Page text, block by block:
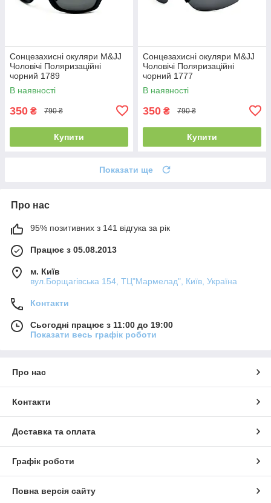
Сонцезахисні окуляри M&JJ
Чоловічі Поляризаційні
чорний 1789
В наявності
350 ₴ 790 ₴
Купити
Сонцезахисні окуляри M&JJ
Чоловічі Поляризаційні
чорний 1777
В наявності
350 ₴ 790 ₴
Купити
Показати ще
Про нас
95% позитивних з 141 відгука за рік
Працює з 05.08.2013
м. Київ
вул.Борщагівська 154, ТЦ"Мармелад", Київ, Україна
Контакти
Сьогодні працює з 11:00 до 19:00
Показати весь графік роботи
Про нас
Контакти
Доставка та оплата
Графік роботи
Повна версія сайту